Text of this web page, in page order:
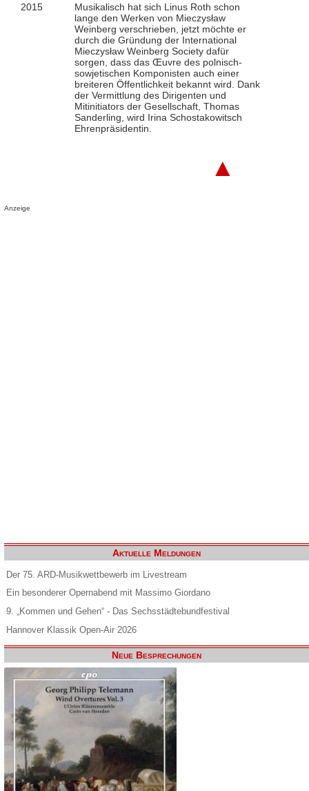
2015
Musikalisch hat sich Linus Roth schon
lange den Werken von Mieczysław
Weinberg verschrieben, jetzt möchte er
durch die Gründung der International
Mieczysław Weinberg Society dafür
sorgen, dass das Œuvre des polnisch-
sowjetischen Komponisten auch einer
breiteren Öffentlichkeit bekannt wird. Dank
der Vermittlung des Dirigenten und
Mitinitiators der Gesellschaft, Thomas
Sanderling, wird Irina Schostakowitsch
Ehrenpräsidentin.
▲
Anzeige
Aktuelle Meldungen
Der 75. ARD-Musikwettbewerb im Livestream
Ein besonderer Opernabend mit Massimo Giordano
9. „Kommen und Gehen“ - Das Sechsstädtebundfestival
Hannover Klassik Open-Air 2026
Neue Besprechungen